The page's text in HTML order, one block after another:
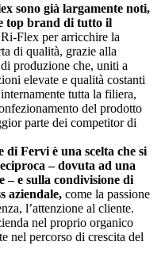
sono già largamente noti,
top brand di tutto il
Flex per arricchire la
di qualità, grazie alla
produzione che, uniti a
elevate e qualità costanti
tutta la filiera,
del prodotto
parte dei competitor di
Fervi è una scelta che si
– dovuta ad una
– e sulla condivisione di
aziendale, come la passione
l’attenzione al cliente.
nel proprio organico
nel percorso di crescita del